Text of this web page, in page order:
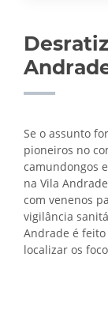
Se o assunto for
pioneiros no
camundongos
na Vila
com venenos
vigilância
Andrade é
localizar os